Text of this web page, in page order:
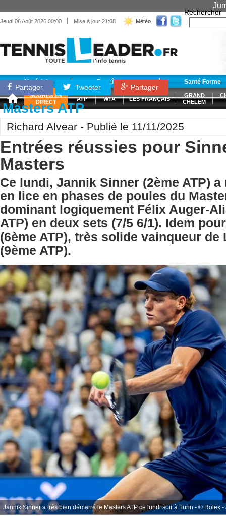
Jeudi 06 Août 2026 00:00 | Mise à jour 21:08 Météo
Rechercher
Matériel Entraînement Santé Forme
SCORES EN
DIRECT
ATP WTA LES FRANÇAIS
GRAND
CHELEM
Partager Tweeter Partager
Masters ATP
Richard Alvear - Publié le 11/11/2025
Entrées réussies pour
Masters
Ce lundi, Jannik Sinner (2ème ATP)
en lice en phases de poules du
dominant logiquement Félix Auger-
ATP) en deux sets (7/5 6/1). Idem
(6ème ATP), très solide vainqueur de
(9ème ATP).
Jannik Sinner a très bien démarré le Masters ATP ce lundi soir à Turin - © Rolex -